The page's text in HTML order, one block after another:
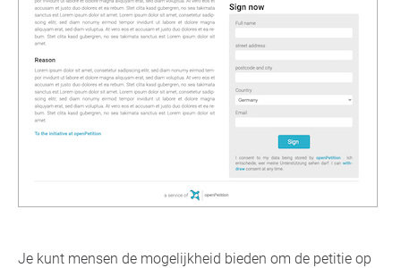
Je kunt mensen de mogelijkheid bieden om de petitie op